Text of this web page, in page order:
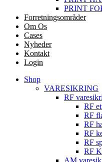
PRINT
Forretningsområder
Om Os
Cases
Nyheder
Kontakt
Login
Shop
VARESIKRING
RF
RF
RF
RF
RF
RF
RF
AM